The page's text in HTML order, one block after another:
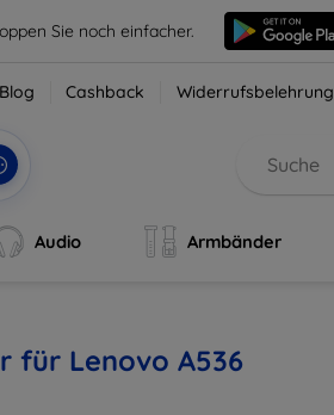
Sie noch einfacher.
Blog Cashback Widerrufsbelehrung
Audio Armbänder
für Lenovo A536